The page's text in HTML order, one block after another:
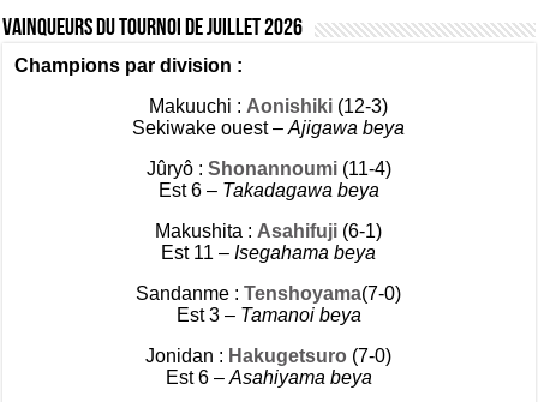
Vainqueurs du tournoi de Juillet 2026
Champions par division :
Makuuchi : Aonishiki (12-3)
Sekiwake ouest –Ajigawa beya
Jûryô : Shonannoumi (11-4)
Est 6 – Takadagawa beya
Makushita : Asahifuji (6-1)
Est 11 –Isegahama beya
Sandanme :Tenshoyama(7-0)
Est 3 – Tamanoi beya
Jonidan : Hakugetsuro (7-0)
Est 6 – Asahiyama beya